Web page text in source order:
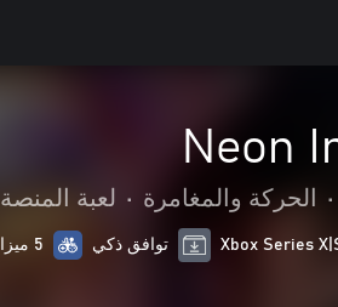
Neon
• الحركة والمغامرة • لعبة المنصة
توافق ذكي 5 ميزات إمكانية وصول ذوي الاحتياجات الخاصة